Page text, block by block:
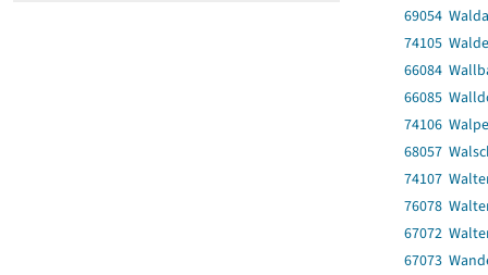
69054
74105
66084
66085
74106
68057
74107
76078
67072
67073